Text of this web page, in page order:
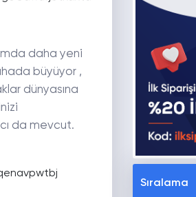
daha yeni
büyüyor ,
dünyasına
da mevcut.
Sıralama